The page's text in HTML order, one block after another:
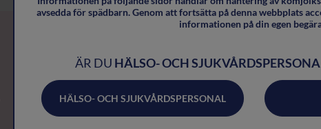
avsedda för spädbarn. Genom att fortsätta på denna webbplats
informationen på din egen
ÄR DU HÄLSO- OCH
HÄLSO- OCH SJUKVÅRDSPERSONAL